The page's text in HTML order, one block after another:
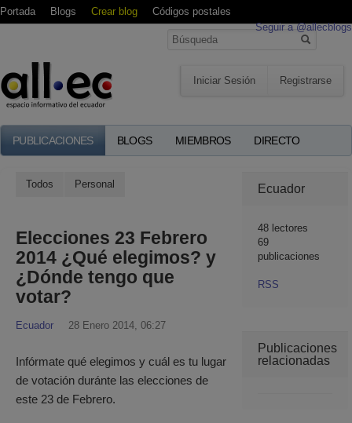
Portada Blogs Crear blog
Códigos postales
Seguir a @allecblogs
Iniciar Sesión Registrarse
PUBLICACIONES BLOGS MIEMBROS DIRECTO
Todos Personal
Elecciones 23 Febrero
2014 ¿Qué elegimos? y
¿Dónde tengo que
votar?
Ecuador 28 Enero 2014, 06:27
Infórmate qué elegimos y cuál es tu lugar
de votación duránte las elecciones de
este 23 de Febrero.
Ecuador
48lectores
69
publicaciones
RSS
Publicaciones
relacionadas